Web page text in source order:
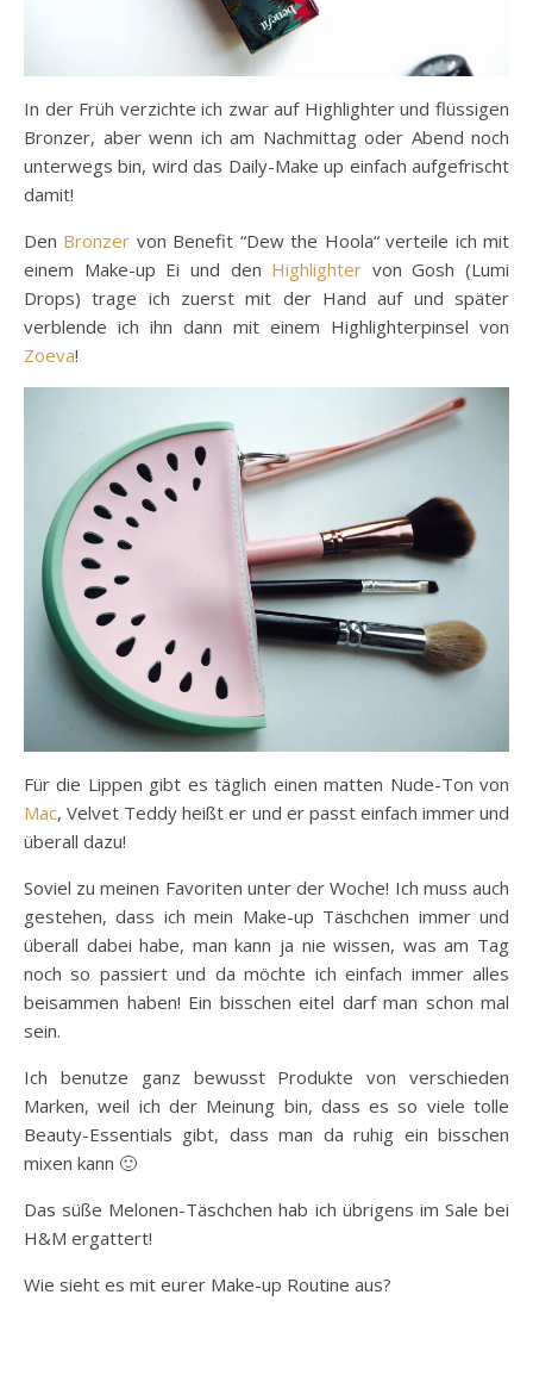
In der Früh verzichte ich zwar auf Highlighter und flüssigen
Bronzer, aber wenn ich am Nachmittag oder Abend noch
unterwegs bin, wird das Daily-Make up einfach aufgefrischt
damit!
Den Bronzer von Benefit “Dew the Hoola“ verteile ich mit
einem Make-up Ei und den Highlighter von Gosh (Lumi
Drops) trage ich zuerst mit der Hand auf und später
verblende ich ihn dann mit einem Highlighterpinsel von
Zoeva!
Für die Lippen gibt es täglich einen matten Nude-Ton von
Mac, Velvet Teddy heißt er und er passt einfach immer und
überall dazu!
Soviel zu meinen Favoriten unter der Woche! Ich muss auch
gestehen, dass ich mein Make-up Täschchen immer und
überall dabei habe, man kann ja nie wissen, was am Tag
noch so passiert und da möchte ich einfach immer alles
beisammen haben! Ein bisschen eitel darf man schon mal
sein.
Ich benutze ganz bewusst Produkte von verschieden
Marken, weil ich der Meinung bin, dass es so viele tolle
Beauty-Essentials gibt, dass man da ruhig ein bisschen
mixen kann 🙂
Das süße Melonen-Täschchen hab ich übrigens im Sale bei
H&M ergattert!
Wie sieht es mit eurer Make-up Routine aus?